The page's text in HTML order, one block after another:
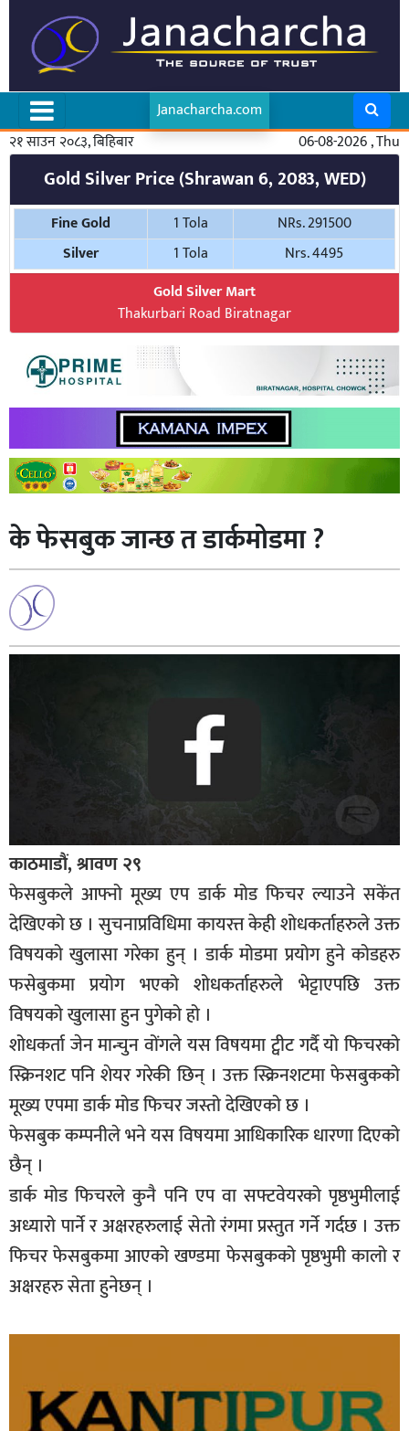
Janacharcha.com
२१ साउन २०८३, बिहिबार
06-08-2026 , Thu
Gold Silver Price (Shrawan 6, 2083, WED)
Fine Gold 1 Tola
NRs. 291500
Silver
1 Tola
Nrs. 4495
Gold Silver Mart
Thakurbari Road Biratnagar
के फेसबुक जान्छ त डार्कमोडमा ?
काठमाडौं, श्रावण २९
फेसबुकले आफ्नो मूख्य एप डार्क मोड फिचर ल्याउने सकेंत
देखिएको छ । सुचनाप्रविधिमा कायरत्त केही शोधकर्ताहरुले उक्त
विषयको खुलासा गरेका हुन् । डार्क मोडमा प्रयोग हुने कोडहरु
फसेबुकमा प्रयोग भएको शोधकर्ताहरुले भेट्टाएपछि उक्त
विषयको खुलासा हुन पुगेको हो ।
शोधकर्ता जेन मान्चुन वोंगले यस विषयमा ट्वीट गर्दै यो फिचरको
स्क्रिनशट पनि शेयर गरेकी छिन् । उक्त स्क्रिनशटमा फेसबुकको
मूख्य एपमा डार्क मोड फिचर जस्तो देखिएको छ ।
फेसबुक कम्पनीले भने यस विषयमा आधिकारिक धारणा दिएको
छैन् ।
डार्क मोड फिचरले कुनै पनि एप वा सफ्टवेयरको पृष्ठभुमीलाई
अध्यारो पार्ने र अक्षरहरुलाई सेतो रंगमा प्रस्तुत गर्ने गर्दछ । उक्त
फिचर फेसबुकमा आएको खण्डमा फेसबुकको पृष्ठभुमी कालो र
अक्षरहरु सेता हुनेछन् ।